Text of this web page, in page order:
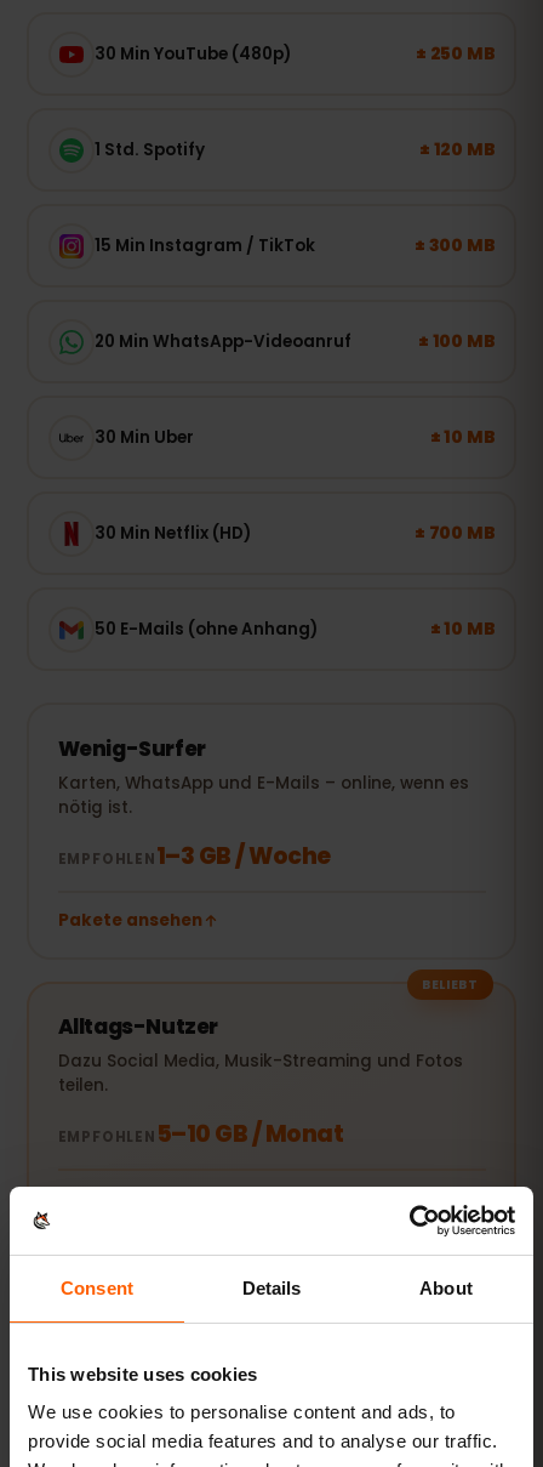
Consent Details About
This website uses cookies
We use cookies to personalise content and ads, to
provide social media features and to analyse our traffic.
30 Min YouTube (480p) ± 250 MB
1 Std. Spotify ± 120 MB
15 Min Instagram / TikTok ± 300 MB
20 Min WhatsApp-Videoanruf ± 100 MB
30 Min Uber ± 10 MB
30 Min Netflix (HD) ± 700 MB
50 E-Mails (ohne Anhang) ± 10 MB
Wenig-Surfer
Karten, WhatsApp und E-Mails – online, wenn es
nötig ist.
EMPFOHLEN1–3 GB / Woche
Pakete ansehen
BELIEBT
Alltags-Nutzer
Dazu Social Media, Musik-Streaming und Fotos
teilen.
EMPFOHLEN 5–10 GB / Monat
mitversorgen.
EMPFOHLEN20 GB+ oder Unlimited